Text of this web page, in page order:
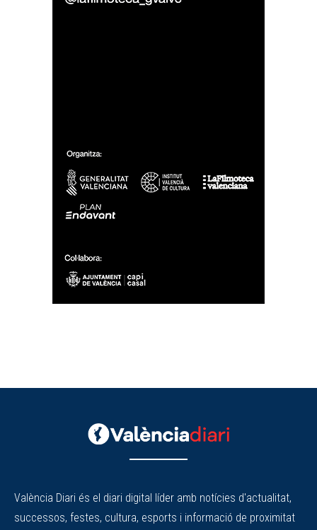
València Diari és el diari digital líder amb notícies d'actualitat,
successos, festes, cultura, esports i informació de proximitat